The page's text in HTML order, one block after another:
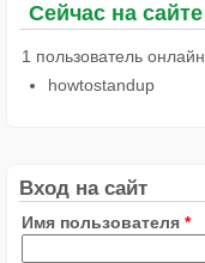
Сейчас на сайте
1 пользователь онлайн.
howtostandup
Вход на сайт
Имя пользователя *